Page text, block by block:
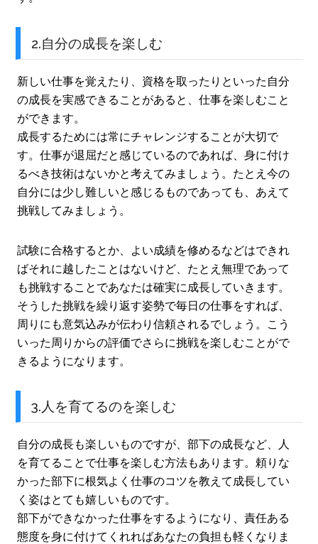
2.自分の成長を楽しむ
新しい仕事を覚えたり、資格を取ったりといった自分
の成長を実感できることがあると、仕事を楽しむこと
ができます。
成長するためには常にチャレンジすることが大切で
す。仕事が退屈だと感じているのであれば、身に付け
るべき技術はないかと考えてみましょう。たとえ今の
自分には少し難しいと感じるものであっても、あえて
挑戦してみましょう。
試験に合格するとか、よい成績を修めるなどはできれ
ばそれに越したことはないけど、たとえ無理であって
も挑戦することであなたは確実に成長していきます。
そうした挑戦を繰り返す姿勢で毎日の仕事をすれば、
周りにも意気込みが伝わり信頼されるでしょう。こう
いった周りからの評価でさらに挑戦を楽しむことがで
きるようになります。
3.人を育てるのを楽しむ
自分の成長も楽しいものですが、部下の成長など、人
を育てることで仕事を楽しむ方法もあります。頼りな
かった部下に根気よく仕事のコツを教えて成長してい
く姿はとても嬉しいものです。
部下ができなかった仕事をするようになり、責任ある
態度を身に付けてくれればあなたの負担も軽くなりま